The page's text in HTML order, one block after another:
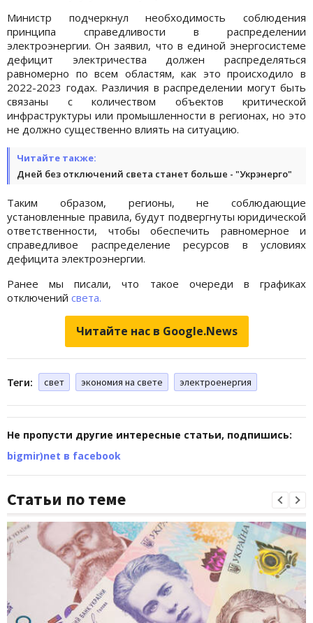
Министр подчеркнул необходимость соблюдения
принципа справедливости в распределении
электроэнергии. Он заявил, что в единой энергосистеме
дефицит электричества должен распределяться
равномерно по всем областям, как это происходило в
2022-2023 годах. Различия в распределении могут быть
связаны с количеством объектов критической
инфраструктуры или промышленности в регионах, но это
не должно существенно влиять на ситуацию.
Читайте также:
Дней без отключений света станет больше - "Укрэнерго"
Таким образом, регионы, не соблюдающие
установленные правила, будут подвергнуты юридической
ответственности, чтобы обеспечить равномерное и
справедливое распределение ресурсов в условиях
дефицита электроэнергии.
Ранее мы писали, что такое очереди в графиках
отключений света.
Читайте нас в Google.News
Теги: свет экономия на свете электроенергия
Не пропусти другие интересные статьи, подпишись:
bigmir)net в facebook
Статьи по теме